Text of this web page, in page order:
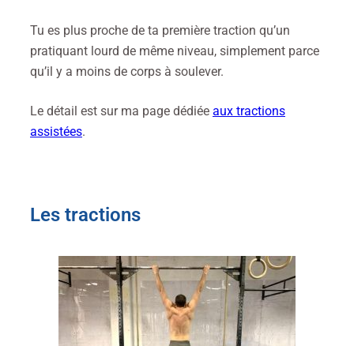
Tu es plus proche de ta première traction qu’un
pratiquant lourd de même niveau, simplement parce
qu’il y a moins de corps à soulever.
Le détail est sur ma page dédiée aux tractions
assistées.
Les tractions